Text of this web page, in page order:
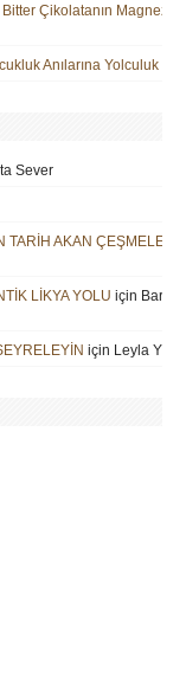
Çikolatanın
Anılarına Yolculuk
Sever
AKAN ÇEŞMELER
LİKYA YOLU için
için Leyla